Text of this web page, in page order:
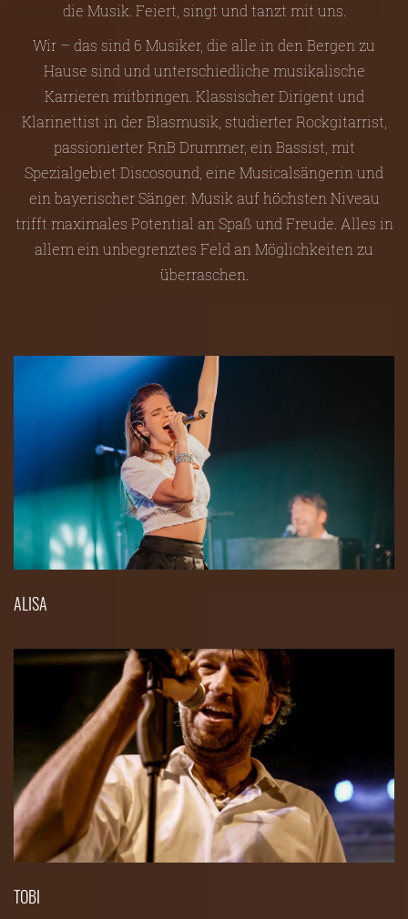
die Musik. Feiert, singt und tanzt mit uns.
Wir – das sind 6 Musiker, die alle in den Bergen zu
Hause sind und unterschiedliche musikalische
Karrieren mitbringen. Klassischer Dirigent und
Klarinettist in der Blasmusik, studierter Rockgitarrist,
passionierter RnB Drummer, ein Bassist, mit
Spezialgebiet Discosound, eine Musicalsängerin und
ein bayerischer Sänger. Musik auf höchsten Niveau
trifft maximales Potential an Spaß und Freude. Alles in
allem ein unbegrenztes Feld an Möglichkeiten zu
überraschen.
ALISA
TOBI